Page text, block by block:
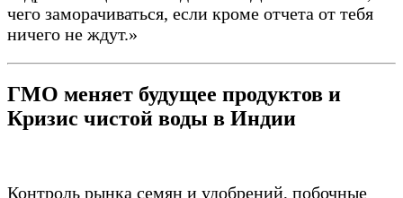
чего заморачиваться, если кроме отчета от тебя
ничего не ждут.»
ГМО меняет будущее продуктов и
Кризис чистой воды в Индии
Контроль рынка семян и удобрений, побочные